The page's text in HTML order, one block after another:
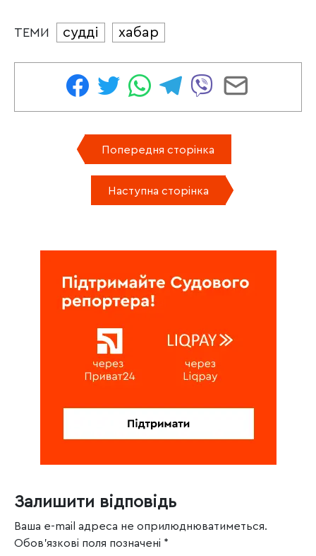
ТЕМИ судді хабар
Попередня сторінка
Наступна сторінка
Залишити відповідь
Ваша e-mail адреса не оприлюднюватиметься.
Обов’язкові поля позначені *